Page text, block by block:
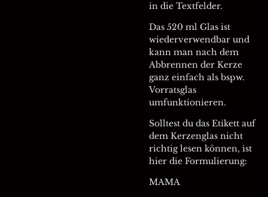
in die Textfelder.
Das 520 ml Glas ist
wiederverwendbar und
kann man nach dem
Abbrennen der Kerze
ganz einfach als bspw.
Vorratsglas
umfunktionieren.
Solltest du das Etikett auf
dem Kerzenglas nicht
richtig lesen können, ist
hier die Formulierung:
MAMA